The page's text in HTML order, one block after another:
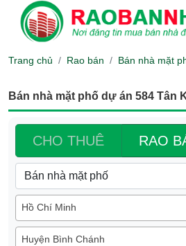
Trang chủ Rao bán Bán nhà mặt
Bán nhà mặt phố dự án 584 Tân
CHO THUÊ RAO
Hồ Chí Minh
Huyện Bình Chánh